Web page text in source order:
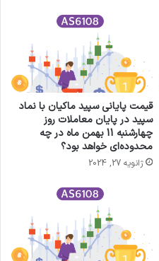
قیمت پایانی سپيد ماكيان با نماد
سپید در پایان معاملات روز
چهارشنبه 11 بهمن ماه در چه
محدوده‌ای خواهد بود؟
ژانویه 27, 2024